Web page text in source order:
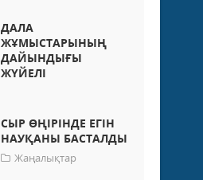
ДАЛА
ЖҰМЫСТАРЫНЫҢ
ДАЙЫНДЫҒЫ
ЖҮЙЕЛІ
СЫР ӨҢІРІНДЕ ЕГІН
НАУҚАНЫ БАСТАЛДЫ
Жаңалықтар